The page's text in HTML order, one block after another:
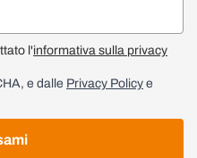
l'informativa sulla privacy
e dalle Privacy Policy e